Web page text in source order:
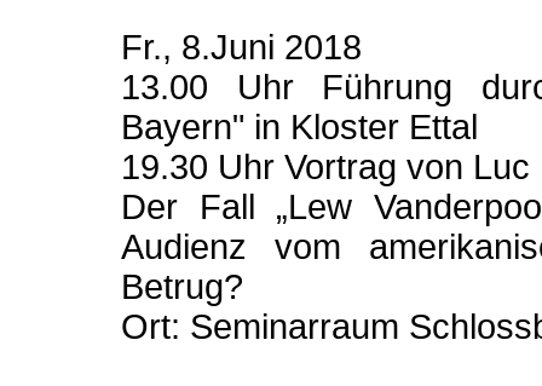
Fr., 8.Juni 2018
13.00 Uhr Führung
Bayern" in Kloster Ettal
19.30 Uhr Vortrag von Luc
Der Fall „Lew
Audienz vom
Betrug?
Ort: Seminarraum